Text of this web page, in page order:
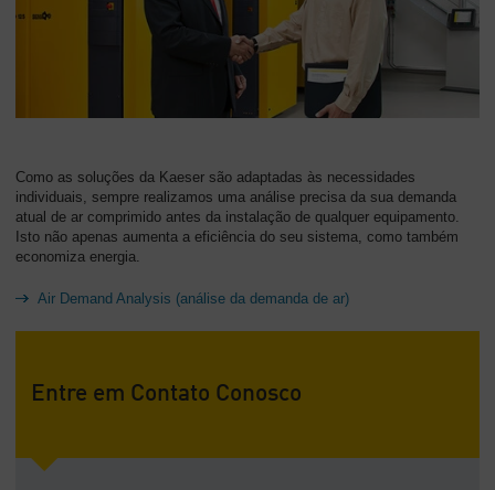
Como as soluções da Kaeser são adaptadas às necessidades
individuais, sempre realizamos uma análise precisa da sua demanda
atual de ar comprimido antes da instalação de qualquer equipamento.
Isto não apenas aumenta a eficiência do seu sistema, como também
economiza energia.
Air Demand Analysis (análise da demanda de ar)
Entre em Contato Conosco